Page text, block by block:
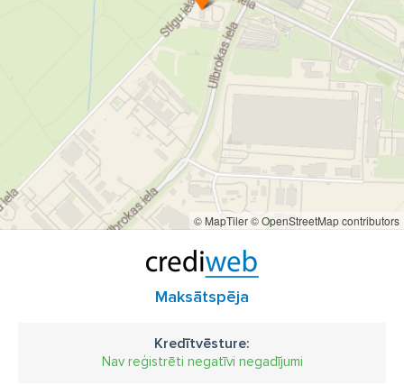
© MapTiler© OpenStreetMap contributors
Maksātspēja
Kredītvēsture:
Nav reģistrēti negatīvi negadījumi